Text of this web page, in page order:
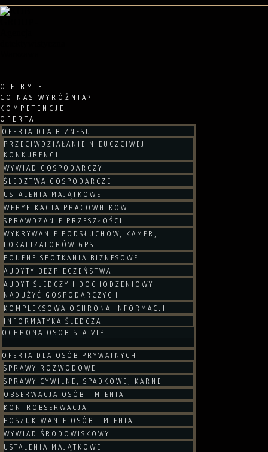
O FIRMIE
CO NAS WYRÓŻNIA?
KOMPETENCJE
OFERTA
OFERTA DLA BIZNESU
PRZECIWDZIAŁANIE NIEUCZCIWEJ
KONKURENCJI
WYWIAD GOSPODARCZY
ŚLEDZTWA GOSPODARCZE
USTALENIA MAJĄTKOWE
WERYFIKACJA PRACOWNIKÓW
SPRAWDZANIE PRZESZŁOŚCI
WYKRYWANIE PODSŁUCHÓW, KAMER,
LOKALIZATORÓW GPS
POUFNE SPOTKANIA BIZNESOWE
AUDYTY BEZPIECZEŃSTWA
AUDYT ŚLEDCZY I DOCHODZENIOWY
NADUŻYĆ GOSPODARCZYCH
KOMPLEKSOWA OCHRONA INFORMACJI
INFORMATYKA ŚLEDCZA
OCHRONA OSOBISTA VIP
OFERTA DLA OSÓB PRYWATNYCH
SPRAWY ROZWODOWE
SPRAWY CYWILNE, SPADKOWE, KARNE
OBSERWACJA OSÓB I MIENIA
KONTROBSERWACJA
POSZUKIWANIE OSÓB I MIENIA
WYWIAD ŚRODOWISKOWY
USTALENIA MAJĄTKOWE